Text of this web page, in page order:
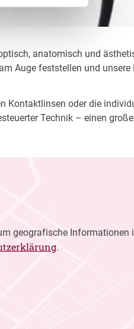
anatomisch und
Auge feststellen und unsere
Kontaktlinsen oder die
Technik – einen
geografische Informationen
.